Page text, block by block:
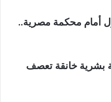
أمام محكمة مصرية..
بشرية خانقة تعصف